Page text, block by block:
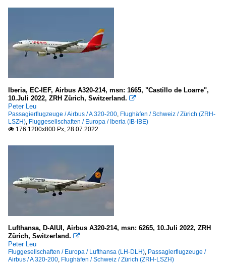
Iberia, EC-IEF, Airbus A320-214, msn: 1665, "Castillo de Loarre",
10.Juli 2022, ZRH Zürich, Switzerland. 
Peter Leu
Passagierflugzeuge / Airbus / A 320-200, Flughäfen / Schweiz / Zürich (ZRH-
LSZH), Fluggesellschaften / Europa / Iberia (IB-IBE)
 176 1200x800 Px, 28.07.2022
Lufthansa, D-AIUI, Airbus A320-214, msn: 6265, 10.Juli 2022, ZRH
Zürich, Switzerland. 
Peter Leu
Fluggesellschaften / Europa / Lufthansa (LH-DLH), Passagierflugzeuge /
Airbus / A 320-200, Flughäfen / Schweiz / Zürich (ZRH-LSZH)